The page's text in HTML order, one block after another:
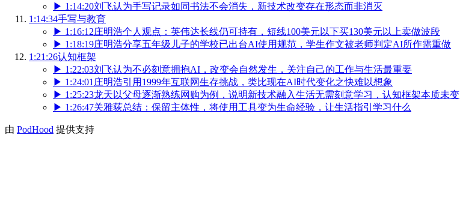
▶ 1:14:20刘飞认为手写记录如同书法不会消失，新技术改变存在形态而非消灭
1:14:34手写与教育
▶ 1:16:12庄明浩个人观点：英伟达长线仍可持有，短线100美元以下买130美元以上卖做波段
▶ 1:18:19庄明浩分享五年级儿子的学校已出台AI使用规范，学生作文被老师判定AI所作需重做
1:21:26认知框架
▶ 1:22:03刘飞认为不必刻意拥抱AI，改变会自然发生，关注自己的工作与生活最重要
▶ 1:24:01 庄明浩引用1999年互联网生存挑战，类比现在AI时代变化之快难以想象
▶ 1:25:23龙天以父母逐渐熟练网购为例，说明新技术融入生活无需刻意学习，认知框架本质未变
▶ 1:26:47关雅荻总结：保留主体性，将使用工具变为生命经验，让生活指引学习什么
由 PodHood 提供支持